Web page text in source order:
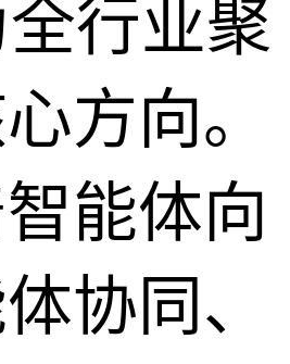
行业聚
方向。
能体向
协同、